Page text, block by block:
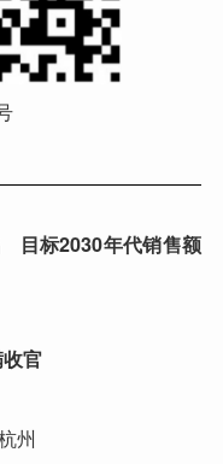
标2030年代销售额
官
州